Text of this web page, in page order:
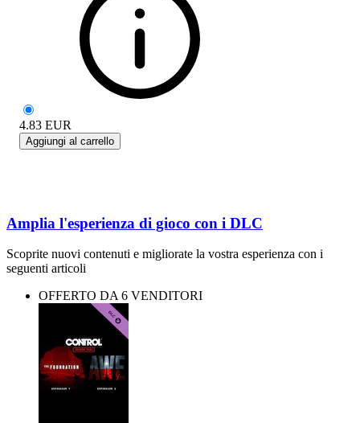
4.83 EUR
Aggiungi al carrello
Amplia l'esperienza di gioco con i DLC
Scoprite nuovi contenuti e migliorate la vostra esperienza con i
seguenti articoli
OFFERTO DA 6 VENDITORI